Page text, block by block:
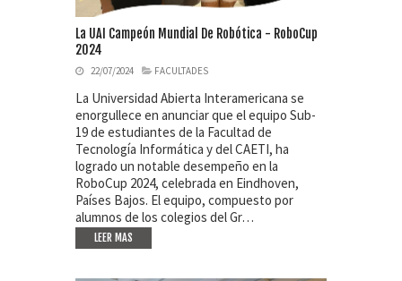
La UAI Campeón Mundial De Robótica - RoboCup
2024
22/07/2024 FACULTADES
La Universidad Abierta Interamericana se
enorgullece en anunciar que el equipo Sub-
19 de estudiantes de la Facultad de
Tecnología Informática y del CAETI, ha
logrado un notable desempeño en la
RoboCup 2024, celebrada en Eindhoven,
Países Bajos. El equipo, compuesto por
alumnos de los colegios del Gr…
LEER MAS